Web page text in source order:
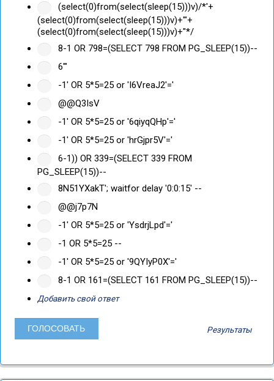
(select(0)from(select(sleep(15)))v)/*'+
(select(0)from(select(sleep(15)))v)+'"+
(select(0)from(select(sleep(15)))v)+"*/
8-1 OR 798=(SELECT 798 FROM PG_SLEEP(15))--
6'"
-1' OR 5*5=25 or 'I6VreaJ2'='
@@Q3IsV
-1' OR 5*5=25 or '6qiyqQHp'='
-1' OR 5*5=25 or 'hrGjpr5V'='
6-1)) OR 339=(SELECT 339 FROM
PG_SLEEP(15))--
8N51YXakT'; waitfor delay '0:0:15' --
@@j7p7N
-1' OR 5*5=25 or 'YsdrjLpd'='
-1 OR 5*5=25 --
-1' OR 5*5=25 or '9QYIyP0X'='
8-1 OR 161=(SELECT 161 FROM PG_SLEEP(15))--
Добавить свой ответ
Результаты